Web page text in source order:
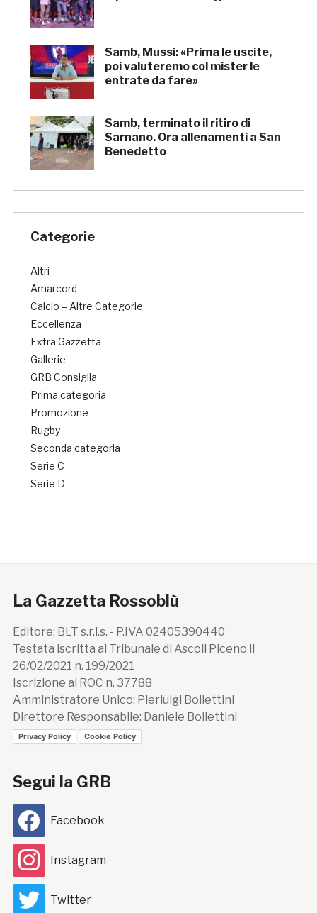
Samb, Mussi: «Prima le uscite,
poi valuteremo col mister le
entrate da fare»
Samb, terminato il ritiro di
Sarnano. Ora allenamenti a San
Benedetto
Categorie
Altri
Amarcord
Calcio – Altre Categorie
Eccellenza
Extra Gazzetta
Gallerie
GRB Consiglia
Prima categoria
Promozione
Rugby
Seconda categoria
Serie C
Serie D
La Gazzetta Rossoblù
Editore: BLT s.r.l.s. - P.IVA 02405390440
Testata iscritta al Tribunale di Ascoli Piceno il
26/02/2021 n. 199/2021
Iscrizione al ROC n. 37788
Amministratore Unico: Pierluigi Bollettini
Direttore Responsabile: Daniele Bollettini
Privacy Policy Cookie Policy
Segui la GRB
Facebook
Instagram
Twitter